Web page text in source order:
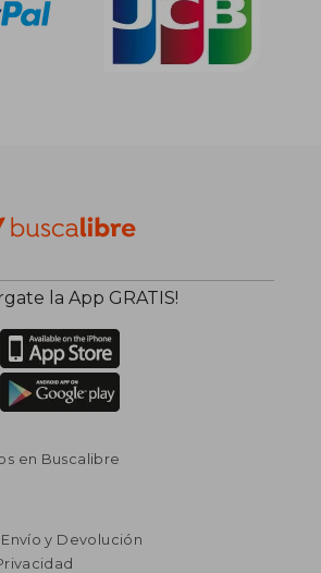
la App GRATIS!
en Buscalibre
y Devolución